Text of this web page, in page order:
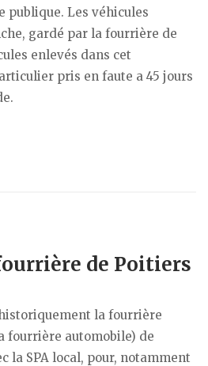
publique. Les véhicules
gardé par la fourrière de
enlevés dans cet
pris en faute a 45 jours
de Poitiers
la fourrière
fourrière automobile) de
la SPA local, pour, notamment